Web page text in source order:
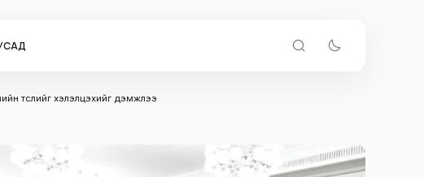
төслийг хэлэлцэхийг дэмжлээ